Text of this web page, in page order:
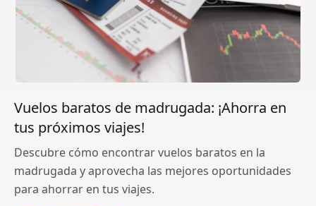
Vuelos baratos de madrugada: ¡Ahorra en
tus próximos viajes!
Descubre cómo encontrar vuelos baratos en la
madrugada y aprovecha las mejores oportunidades
para ahorrar en tus viajes.